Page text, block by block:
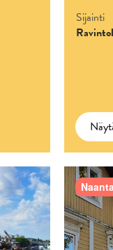
Sijainti